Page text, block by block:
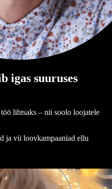
igas suuruses
lihtsaks – nii soolo loojatele
ja vii loovkampaaniad ellu